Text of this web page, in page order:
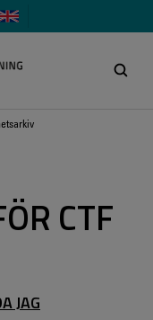
CTF
JAG